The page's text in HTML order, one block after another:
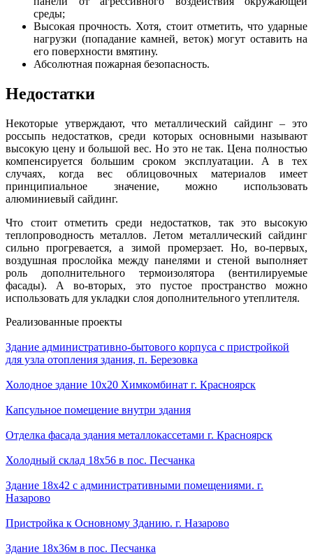
среды;
Высокая прочность. Хотя, стоит отметить, что ударные
нагрузки (попадание камней, веток) могут оставить на
его поверхности вмятину.
Абсолютная пожарная безопасность.
Недостатки
Некоторые утверждают, что металлический сайдинг – это
россыпь недостатков, среди которых основными называют
высокую цену и большой вес. Но это не так. Цена полностью
компенсируется большим сроком эксплуатации. А в тех
случаях, когда вес облицовочных материалов имеет
принципиальное значение, можно использовать
алюминиевый сайдинг.
Что стоит отметить среди недостатков, так это высокую
теплопроводность металлов. Летом металлический сайдинг
сильно прогревается, а зимой промерзает. Но, во-первых,
воздушная прослойка между панелями и стеной выполняет
роль дополнительного термоизолятора (вентилируемые
фасады). А во-вторых, это пустое пространство можно
использовать для укладки слоя дополнительного утеплителя.
Реализованные проекты
Здание административно-бытового корпуса с пристройкой
для узла отопления здания, п. Березовка
Холодное здание 10х20 Химкомбинат г. Красноярск
Капсульное помещение внутри здания
Отделка фасада здания металлокассетами г. Красноярск
Холодный склад 18х56 в пос. Песчанка
Здание 18х42 с административными помещениями. г.
Назарово
Пристройка к Основному Зданию. г. Назарово
Здание 18х36м в пос. Песчанка